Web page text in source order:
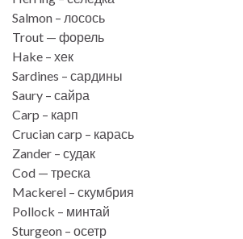
Salmon – лосось
Trout — форель
Hake – хек
Sardines – сардины
Saury – сайра
Carp – карп
Crucian carp – карась
Zander – судак
Cod — треска
Mackerel – скумбрия
Pollock – минтай
Sturgeon – осетр